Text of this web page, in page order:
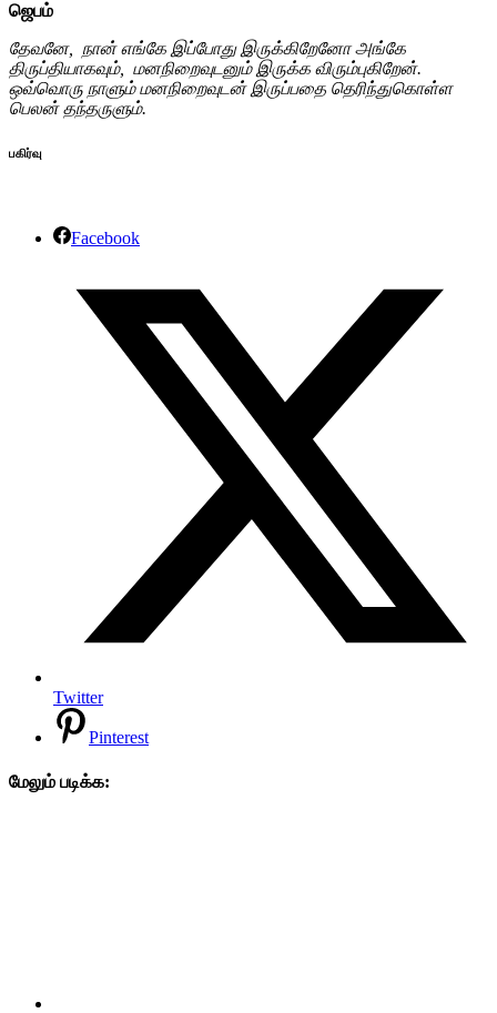
ஜெபம்
தேவனே, நான் எங்கே இப்போது இருக்கிறேனோ அங்கே
திருப்தியாகவும், மனநிறைவுடனும் இருக்க விரும்புகிறேன்.
ஒவ்வொரு நாளும் மனநிறைவுடன் இருப்பதை தெரிந்துகொள்ள
பெலன் தந்தருளும்.
பகிர்வு
Facebook
Twitter
Pinterest
மேலும் படிக்க: